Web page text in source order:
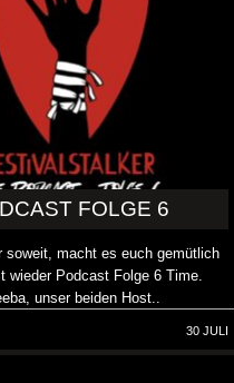
FOLGE 6
soweit, macht es euch gemütlich
wieder Podcast Folge 6 Time.
unser beiden Host..
30 JULI